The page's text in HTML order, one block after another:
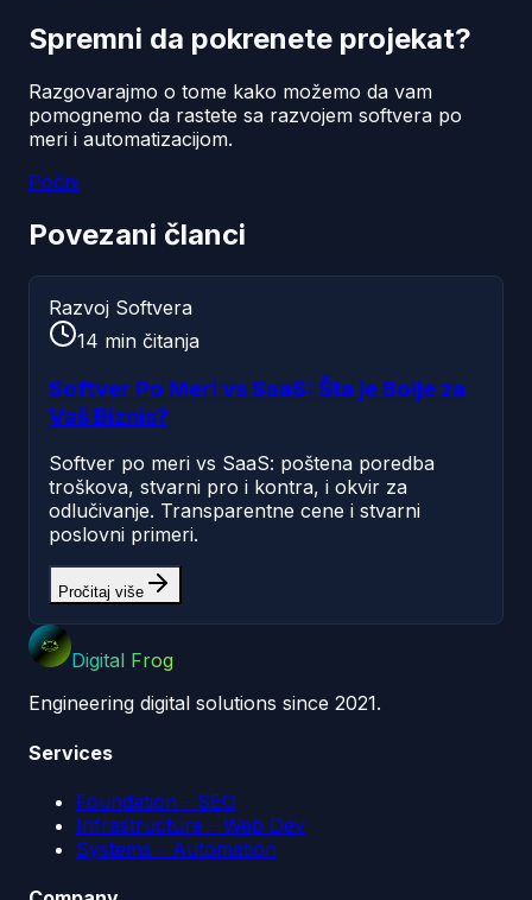
Spremni da pokrenete projekat?
Razgovarajmo o tome kako možemo da vam
pomognemo da rastete sa razvojem softvera po
meri i automatizacijom.
Počni
Povezani članci
Razvoj Softvera
14 min čitanja
Softver Po Meri vs SaaS: Šta je Bolje za
Vaš Biznis?
Softver po meri vs SaaS: poštena poredba
troškova, stvarni pro i kontra, i okvir za
odlučivanje. Transparentne cene i stvarni
poslovni primeri.
Pročitaj više
Digital Frog
Engineering digital solutions since 2021.
Services
Foundation - SEO
Infrastructure - Web Dev
Systems - Automation